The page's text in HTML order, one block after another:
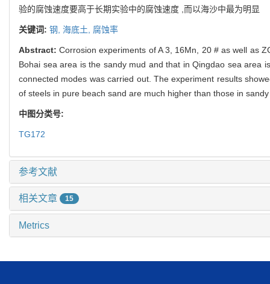
验的腐蚀速度要高于长期实验中的腐蚀速度 ,而以海沙中最为明显
关键词: 钢, 海底土, 腐蚀率
Abstract:Corrosion experiments of A 3, 16Mn, 20 # as well as
Bohai sea area is the sandy mud and that in Qingdao sea area
connected modes was carried out. The experiment results
of steels in pure beach sand are much higher than those in
中图分类号:
TG172
参考文献
相关文章 15
Metrics